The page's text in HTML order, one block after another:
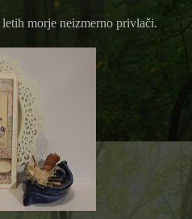
morje neizmerno privlači.